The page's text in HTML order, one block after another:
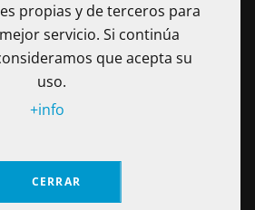
Superior sometida a la
Ministerio de Educación Nacional
propias y de terceros para
servicio. Si continúa
que acepta su
uso.
CERRAR
+info